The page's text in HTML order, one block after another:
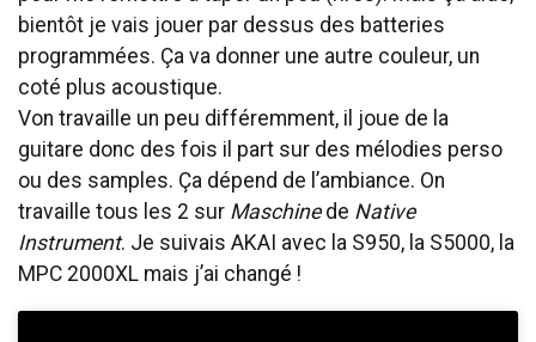
bientôt je vais jouer par dessus des batteries
programmées. Ça va donner une autre couleur, un
coté plus acoustique.
Von travaille un peu différemment, il joue de la
guitare donc des fois il part sur des mélodies perso
ou des samples. Ça dépend de l’ambiance. On
travaille tous les 2 sur Maschinede Native
Instrument. Je suivais AKAI avec la S950, la S5000, la
MPC 2000XL mais j’ai changé !